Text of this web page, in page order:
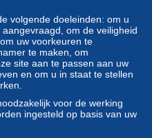
volgende doeleinden: om u
om de veiligheid
uw voorkeuren te
te maken, om
site aan te passen aan uw
en om u in staat te stellen
voor de werking
ingesteld op basis van uw